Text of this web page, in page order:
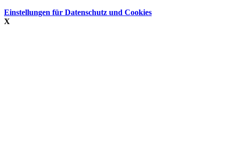
Einstellungen für Datenschutz und Cookies
X